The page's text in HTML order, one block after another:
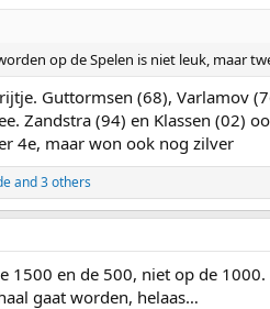
op de Spelen is niet leuk, maar
Guttormsen (68), Varlamov
Zandstra (94) en Klassen (02)
4e, maar won ook nog zilver
and 3 others
1500 en de 500, niet op de
gaat worden, helaas…